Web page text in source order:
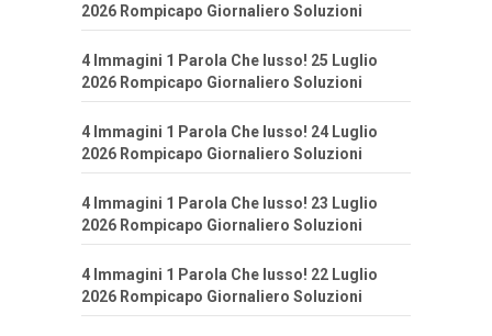
2026 Rompicapo Giornaliero Soluzioni
4 Immagini 1 Parola Che lusso! 25 Luglio
2026 Rompicapo Giornaliero Soluzioni
4 Immagini 1 Parola Che lusso! 24 Luglio
2026 Rompicapo Giornaliero Soluzioni
4 Immagini 1 Parola Che lusso! 23 Luglio
2026 Rompicapo Giornaliero Soluzioni
4 Immagini 1 Parola Che lusso! 22 Luglio
2026 Rompicapo Giornaliero Soluzioni